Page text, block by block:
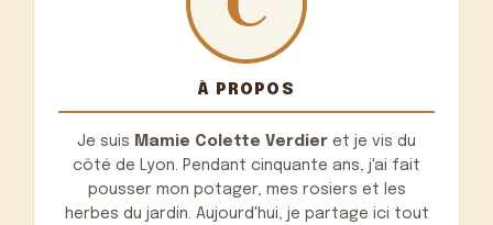
À PROPOS
Je suis Mamie Colette Verdier et je vis du
côté de Lyon. Pendant cinquante ans, j'ai fait
pousser mon potager, mes rosiers et les
herbes du jardin. Aujourd'hui, je partage ici tout